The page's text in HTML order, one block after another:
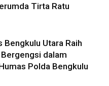
Tirta Ratu
Bengkulu Utara Raih
dalam
Polda Bengkulu